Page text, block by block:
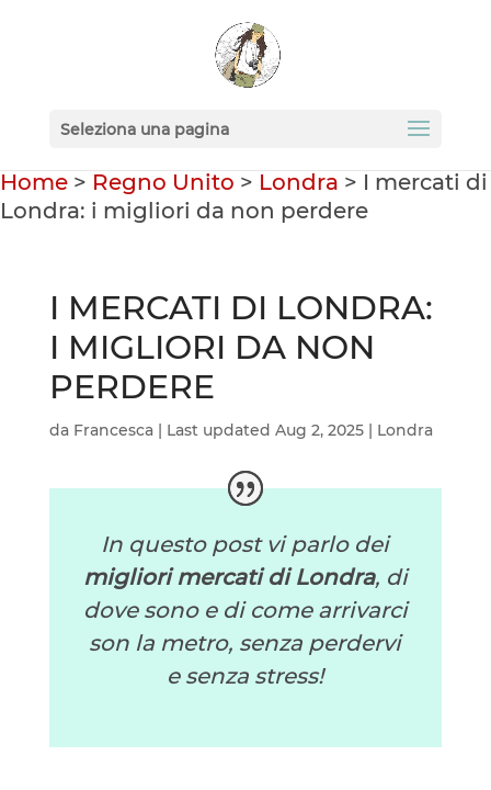
Seleziona una pagina
Home > Regno Unito > Londra > I mercati di
Londra: i migliori da non perdere
I MERCATI DI LONDRA:
I MIGLIORI DA NON
PERDERE
da Francesca| Last updated Aug 2, 2025| Londra
In questo post vi parlo dei
migliori mercati di Londra, di
dove sono e di come arrivarci
son la metro, senza perdervi
e senza stress!